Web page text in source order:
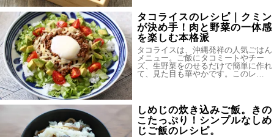
タコライスのレシピ｜クミン
が決め手！肉と野菜の一体感
を楽しむ本格派
タコライスは、沖縄発祥の人気ごはん
メニュー。ご飯にタコミートやチー
ズ、生野菜をのせるだけで簡単に作れ
て、見た目も華やかです。このレ…
しめじの炊き込みご飯。きの
こたっぷり！シンプルなしめ
じご飯のレシピ。